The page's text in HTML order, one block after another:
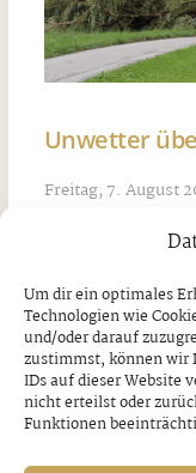
Um dir ein optimales
Technologien wie
und/oder darauf
zustimmst, können wir
IDs auf dieser Website
nicht erteilst oder
Funktionen
Unwetter
Freitag, 7. August